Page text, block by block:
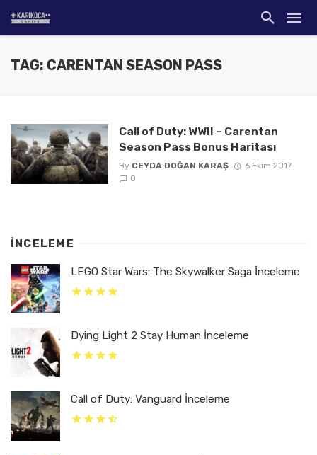
TAG: CARENTAN SEASON PASS
Call of Duty: WWII – Carentan
Season Pass Bonus Haritası
By CEYDA DOĞAN KARAŞ
6 Ekim 2017
0
İNCELEME
LEGO Star Wars: The Skywalker Saga İnceleme
Dying Light 2 Stay Human İnceleme
Call of Duty: Vanguard İnceleme